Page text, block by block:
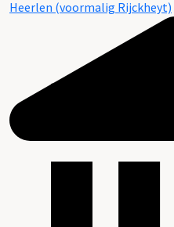
Heerlen (voormalig Rijckheyt)